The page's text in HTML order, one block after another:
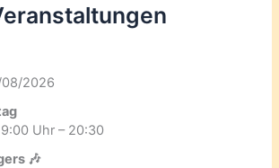
2026
Uhr – 20:30
🎶